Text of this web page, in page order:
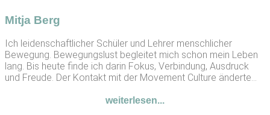
Mitja Berg
Ich leidenschaftlicher Schüler und Lehrer menschlicher
Bewegung. Bewegungslust begleitet mich schon mein Leben
lang. Bis heute finde ich darin Fokus, Verbindung, Ausdruck
und Freude. Der Kontakt mit der Movement Culture änderte...
weiterlesen...